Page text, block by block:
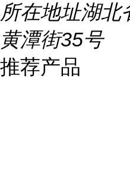
所在地址湖北
黄潭街35号
推荐产品